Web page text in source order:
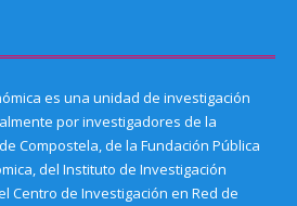
es una unidad de investigación
por investigadores de la
Compostela, de la Fundación Pública
del Instituto de Investigación
Centro de Investigación en Red de